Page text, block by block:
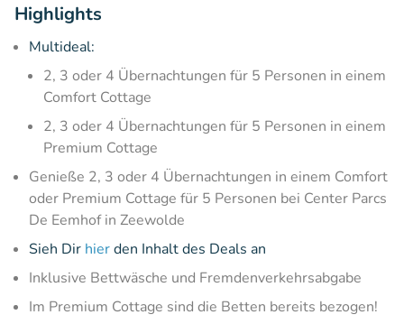
Highlights
Multideal:
2, 3 oder 4 Übernachtungen für 5 Personen in einem
Comfort Cottage
2, 3 oder 4 Übernachtungen für 5 Personen in einem
Premium Cottage
Genieße 2, 3 oder 4 Übernachtungen in einem Comfort
oder Premium Cottage für 5 Personen bei Center Parcs
De Eemhof in Zeewolde
Sieh Dir hierden Inhalt des Deals an
Inklusive Bettwäsche und Fremdenverkehrsabgabe
Im Premium Cottage sind die Betten bereits bezogen!